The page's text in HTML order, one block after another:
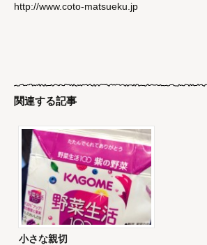
http://www.coto-matsueku.jp
関連する記事
小さな親切